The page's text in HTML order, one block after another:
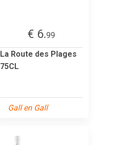
€ 6.99
La Route des Plages
75CL
Gall en Gall